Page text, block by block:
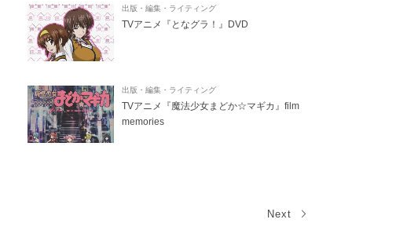
出版・編集・ライティング
TVアニメ『となグラ！』DVD
出版・編集・ライティング
TVアニメ『魔法少女まどか☆マギカ』film
memories
Next